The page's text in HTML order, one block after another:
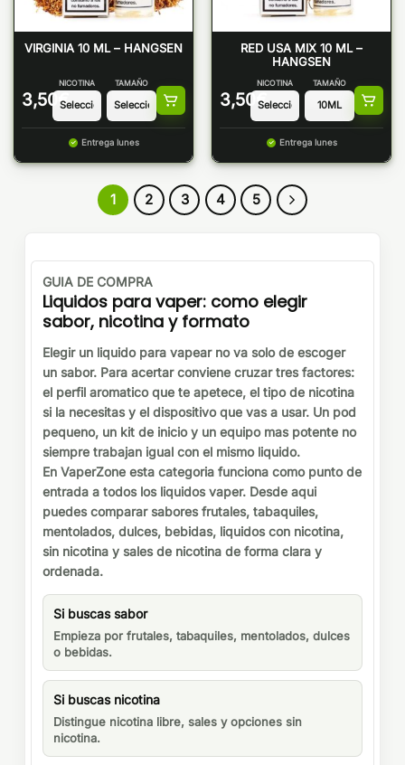
VIRGINIA 10 ML – HANGSEN
3,50 €
NICOTINA TAMAÑO
Entrega lunes
RED USA MIX 10 ML –
HANGSEN
3,50 €
NICOTINA TAMAÑO
Entrega lunes
1 2 3 4 5
GUIA DE COMPRA
Liquidos para vaper: como elegir
sabor, nicotina y formato
Elegir un liquido para vapear no va solo de escoger
un sabor. Para acertar conviene cruzar tres factores:
el perfil aromatico que te apetece, el tipo de nicotina
si la necesitas y el dispositivo que vas a usar. Un pod
pequeno, un kit de inicio y un equipo mas potente no
siempre trabajan igual con el mismo liquido.
En VaperZone esta categoria funciona como punto de
entrada a todos los liquidos vaper. Desde aqui
puedes comparar sabores frutales, tabaquiles,
mentolados, dulces, bebidas, liquidos con nicotina,
sin nicotina y sales de nicotina de forma clara y
ordenada.
Si buscas sabor
Empieza por frutales, tabaquiles, mentolados, dulces
o bebidas.
Si buscas nicotina
Distingue nicotina libre, sales y opciones sin
nicotina.